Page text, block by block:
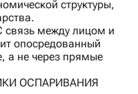
структуры,
связь между лицом и
опосредованный
а не через прямые
ОСПАРИВАНИЯ